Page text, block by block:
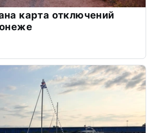
карта отключений